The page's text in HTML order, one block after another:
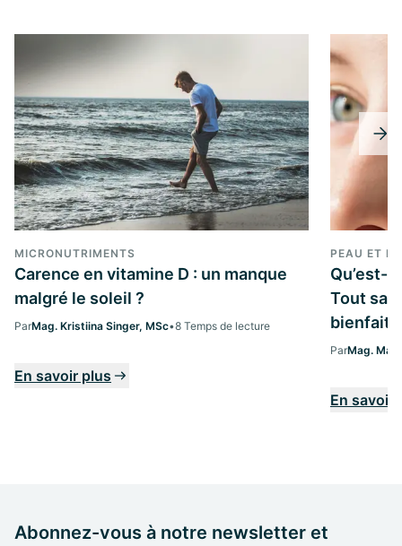
MICRONUTRIMENTS
Carence en vitamine D : un manque
malgré le soleil ?
ParMag. Kristiina Singer, MSc•8 Temps de lecture
En savoir plus
PEAU ET
Qu’est-
Tout
bienfaits
ParMag.
En savoir
Abonnez-vous à notre newsletter et